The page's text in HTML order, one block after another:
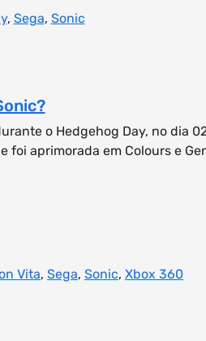
, Sega, Sonic
o Hedgehog Day, no dia
foi aprimorada em Colours e
Vita, Sega, Sonic, Xbox 360